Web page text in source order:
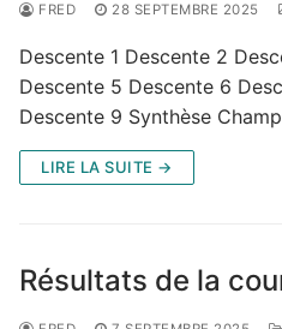
FRED 28 SEPTEMBRE 2025
Descente 1 Descente 2
Descente 5 Descente 6
Descente 9 Synthèse
LIRE LA SUITE →
Résultats de la